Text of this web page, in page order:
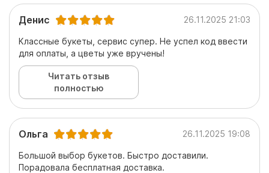
Денис 26.11.2025 21:03
Классные букеты, сервис супер. Не успел код ввести
для оплаты, а цветы уже вручены!
Читать отзыв
полностью
Ольга 26.11.2025 19:08
Большой выбор букетов. Быстро доставили.
Порадовала бесплатная доставка.